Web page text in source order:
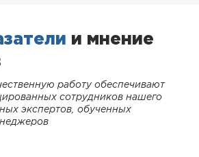
и мнение
работу обеспечивают
сотрудников нашего
экспертов, обученных